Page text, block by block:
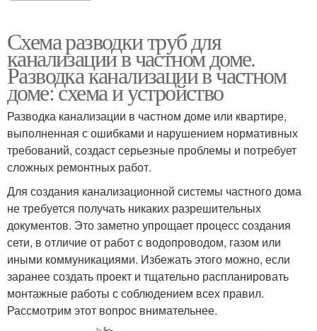
Схема разводки труб для
канализации в частном доме.
Разводка канализации в частном
доме: схема и устройство
Разводка канализации в частном доме или квартире,
выполненная с ошибками и нарушением нормативных
требований, создаст серьезные проблемы и потребует
сложных ремонтных работ.
Для создания канализационной системы частного дома
не требуется получать никаких разрешительных
документов. Это заметно упрощает процесс создания
сети, в отличие от работ с водопроводом, газом или
иными коммуникациями. Избежать этого можно, если
заранее создать проект и тщательно распланировать
монтажные работы с соблюдением всех правил.
Рассмотрим этот вопрос внимательнее.